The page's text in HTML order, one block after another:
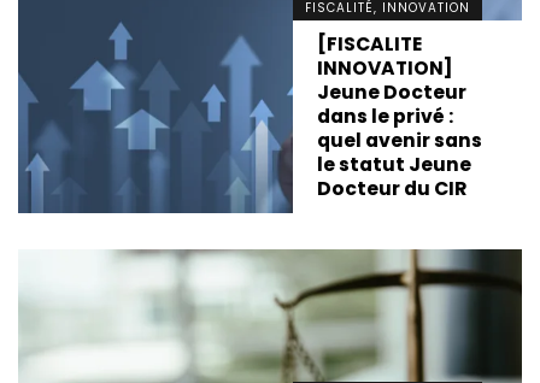
FISCALITÉ, INNOVATION
[FISCALITE
INNOVATION]
Jeune Docteur
dans le privé :
quel avenir sans
le statut Jeune
Docteur du CIR